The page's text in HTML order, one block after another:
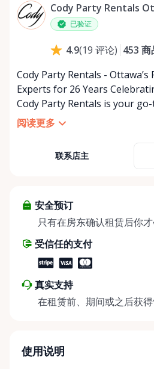
Cody Party Rentals
已验证
4.9(19 评论) 453 商
Cody Party Rentals - Ottawa’s
Experts for 26 Years Celebrating 26 years in Ottawa,
Cody Party Rentals is your
things party and event rentals. We’re proud to be a
partner of Rent Anything,
At Cody Party Rentals, we
about more than just saving
helping people enjoy more
share instead of buy, we’re
make things easier on Mother
阅读更多
联系店主
安全预订
只有在房东确认租赁后你才
受信任的支付
真实支持
在租赁前、期间或之后获得
使用说明